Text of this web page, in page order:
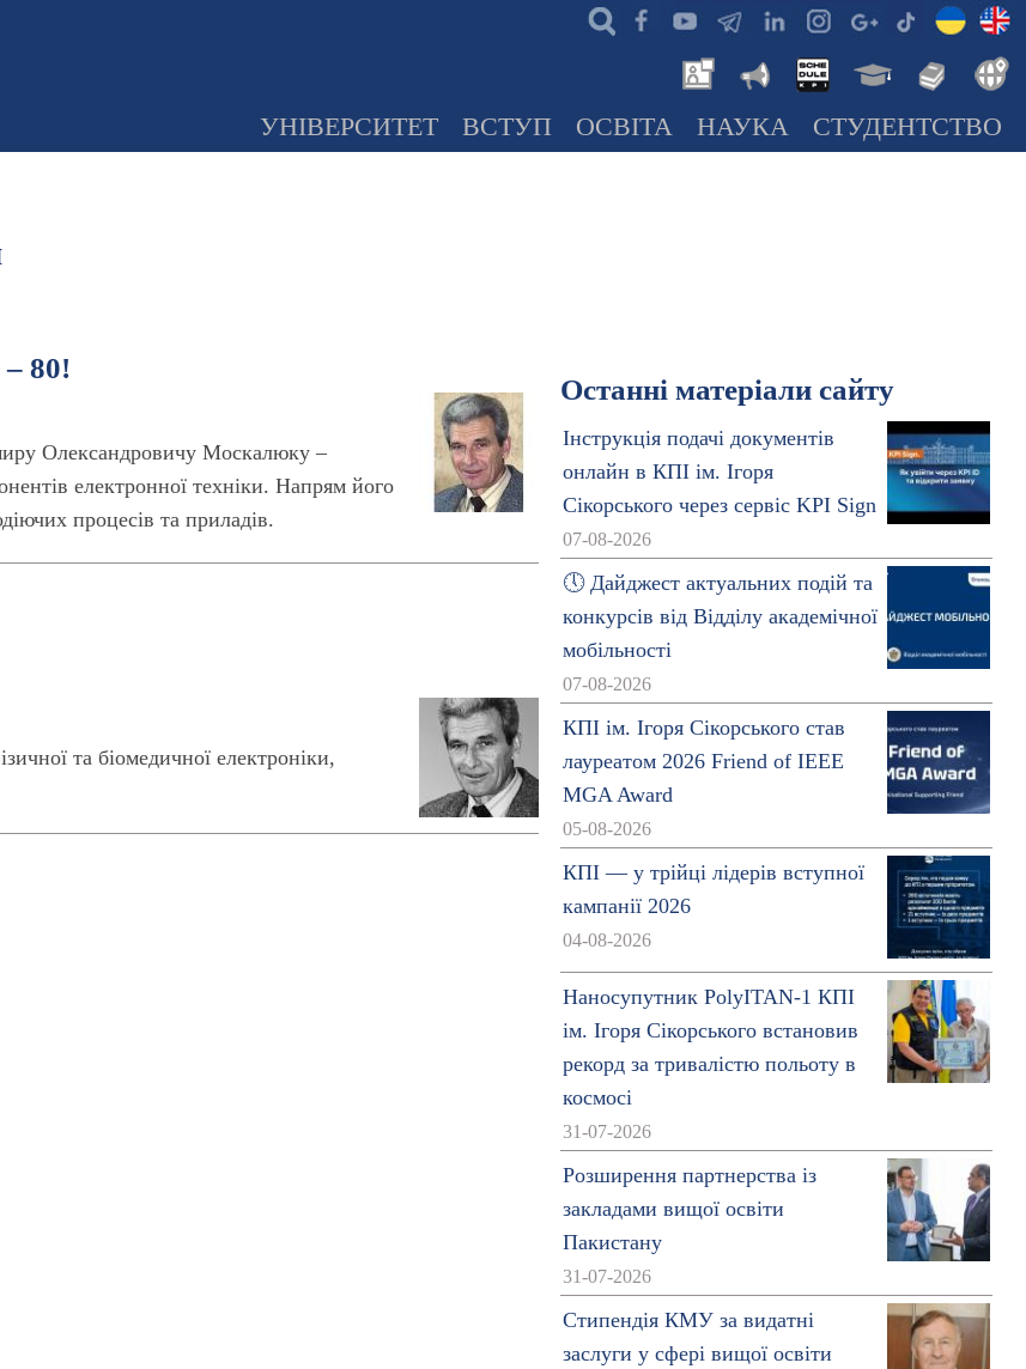
УНІВЕРСИТЕТ ВСТУП ОСВІТА НАУКА СТУДЕНТСТВО
80!
Олександровичу Москалюку –
електронної техніки. Напрям його
процесів та приладів.
та біомедичної електроніки,
Останні матеріали сайту
Інструкція подачі документів
онлайн в КПІ ім. Ігоря
Сікорського через сервіс KPI Sign
07-08-2026
🕔 Дайджест актуальних подій та
конкурсів від Відділу академічної
мобільності
07-08-2026
КПІ ім. Ігоря Сікорського став
лауреатом 2026 Friend of IEEE
MGA Award
05-08-2026
КПІ — у трійці лідерів вступної
кампанії 2026
04-08-2026
Наносупутник PolyITAN-1 КПІ
ім. Ігоря Сікорського встановив
рекорд за тривалістю польоту в
космосі
31-07-2026
Розширення партнерства із
закладами вищої освіти
Пакистану
31-07-2026
Стипендія КМУ за видатні
заслуги у сфері вищої освіти